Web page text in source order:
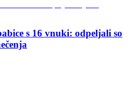
s 16 vnuki: odpeljali so